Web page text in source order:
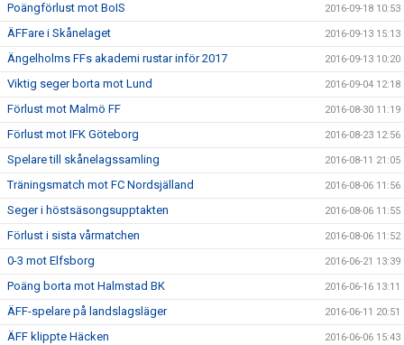
Poängförlust mot BoIS 2016-09-18 10:53
ÄFFare i Skånelaget 2016-09-13 15:13
Ängelholms FFs akademi rustar inför 2017 2016-09-13 10:20
Viktig seger borta mot Lund 2016-09-04 12:18
Förlust mot Malmö FF 2016-08-30 11:19
Förlust mot IFK Göteborg 2016-08-23 12:56
Spelare till skånelagssamling 2016-08-11 21:05
Träningsmatch mot FC Nordsjälland 2016-08-06 11:56
Seger i höstsäsongsupptakten 2016-08-06 11:55
Förlust i sista vårmatchen 2016-08-06 11:52
0-3 mot Elfsborg 2016-06-21 13:39
Poäng borta mot Halmstad BK 2016-06-16 13:11
ÄFF-spelare på landslagsläger 2016-06-11 20:51
ÄFF klippte Häcken 2016-06-06 15:43